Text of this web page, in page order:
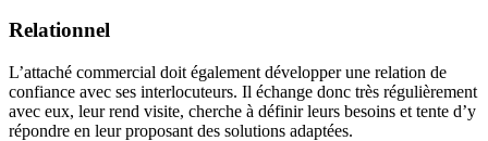
Relationnel
L’attaché commercial doit également développer une relation de
confiance avec ses interlocuteurs. Il échange donc très régulièrement
avec eux, leur rend visite, cherche à définir leurs besoins et tente d’y
répondre en leur proposant des solutions adaptées.